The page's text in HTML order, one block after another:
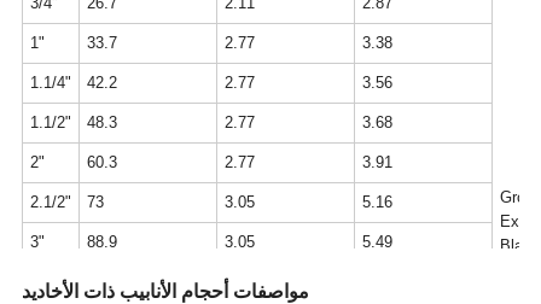
1" 33.7 2.77 3.38
1.1/4" 42.2 2.77 3.56
1.1/2" 48.3 2.77 3.68
2" 60.3 2.77 3.91
2.1/2" 73 3.05 5.16
3" 88.9 3.05 5.49
3.1/2" 101.6 3.05
مواصفات أحجام الأنابيب ذات الأخاديد